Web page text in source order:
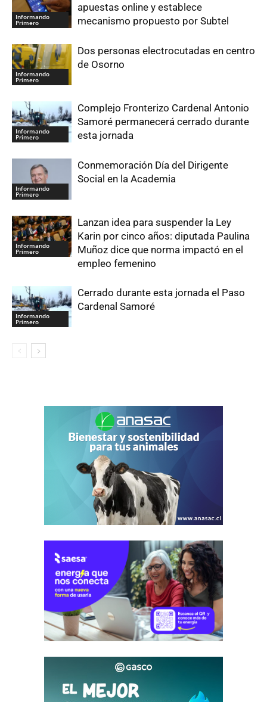
Informando
Primero
apuestas online y establece
mecanismo propuesto por Subtel
Informando
Primero
Dos personas electrocutadas en centro
de Osorno
Informando
Primero
Complejo Fronterizo Cardenal Antonio
Samoré permanecerá cerrado durante
esta jornada
Informando
Primero
Conmemoración Día del Dirigente
Social en la Academia
Informando
Primero
Lanzan idea para suspender la Ley
Karin por cinco años: diputada Paulina
Muñoz dice que norma impactó en el
empleo femenino
Informando
Primero
Cerrado durante esta jornada el Paso
Cardenal Samoré